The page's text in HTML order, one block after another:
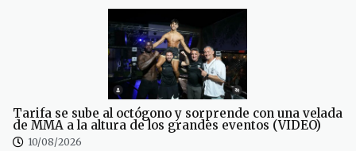
Tarifa se sube al octógono y sorprende con una velada
de MMA a la altura de los grandes eventos (VIDEO)
10/08/2026